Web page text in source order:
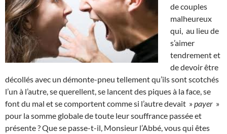
de couples
malheureux
qui, au lieu de
s’aimer
tendrement et
de devoir être
décollés avec un démonte-pneu tellement qu’ils sont scotchés
l’un à l’autre, se querellent, se lancent des piques à la face, se
font du mal et se comportent comme si l’autre devait »payer »
pour la somme globale de toute leur souffrance passée et
présente ? Que se passe-t-il, Monsieur l’Abbé, vous qui êtes